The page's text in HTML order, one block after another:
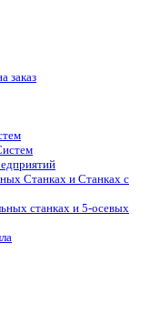
заказ
Станках и Станках с
станках и 5-осевых